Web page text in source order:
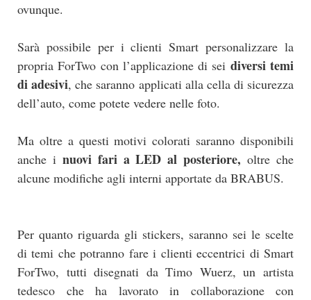
ovunque.
Sarà possibile per i clienti Smart personalizzare la
propria ForTwo con l’applicazione di sei diversi temi
di adesivi, che saranno applicati alla cella di sicurezza
dell’auto, come potete vedere nelle foto.
Ma oltre a questi motivi colorati saranno disponibili
anche i nuovi fari a LED al posteriore, oltre che
alcune modifiche agli interni apportate da BRABUS.
Per quanto riguarda gli stickers, saranno sei le scelte
di temi che potranno fare i clienti eccentrici di Smart
ForTwo, tutti disegnati da Timo Wuerz, un artista
tedesco che ha lavorato in collaborazione con